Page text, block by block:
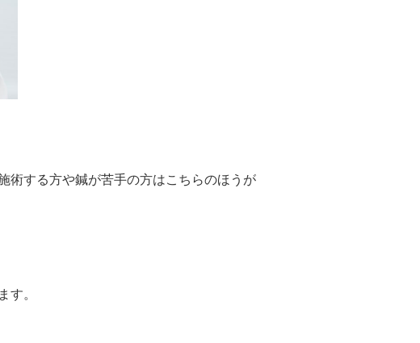
術する方や鍼が苦手の方はこちらのほうが
す。